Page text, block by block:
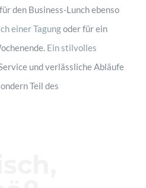
den Business-Lunch ebenso
einer Tagungoder für ein
Ein stilvolles
und verlässliche Abläufe
Teil des